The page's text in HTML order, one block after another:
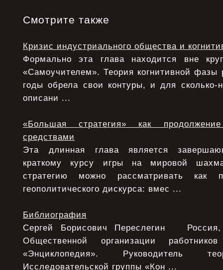
Смотрите также
Кризис индустриального общества и
Формально эта глава находится вне
«Самоучителем». Теория когнитивной
годы обрела свои контуры, и для сколько-
описани ...
«Большая стратегия» как
средствами
Эта длинная глава является
краткому курсу игры на мировой
стратегию можно рассматривать как
геополитического дискурса: вмес ...
Библиография
Сергей Борисович Переслегин Россия,
Общественной организации
«Энциклопедия». Руководитель
Исследовательской группы «Кон ...